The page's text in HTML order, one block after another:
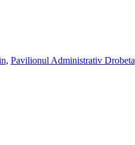
, Pavilionul Administrativ Drobeta